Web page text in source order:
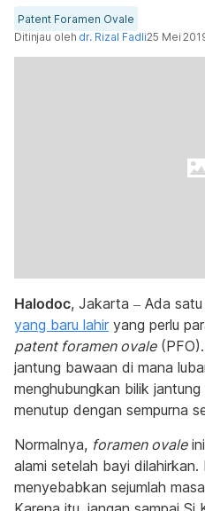
Patent Foramen Ovale
Ditinjau oleh dr. Rizal Fadli25 Mei
Halodoc, Jakarta – Ada
yang baru lahir yang perlu
patent foramen ovale(PFO).
jantung bawaan di mana
menghubungkan bilik
menutup dengan sempurna
Normalnya, foramen ovale
alami setelah bayi
menyebabkan sejumlah